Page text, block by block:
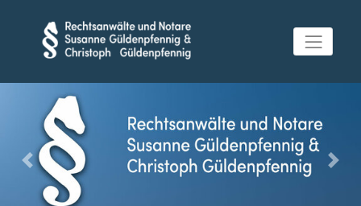
Previous Next